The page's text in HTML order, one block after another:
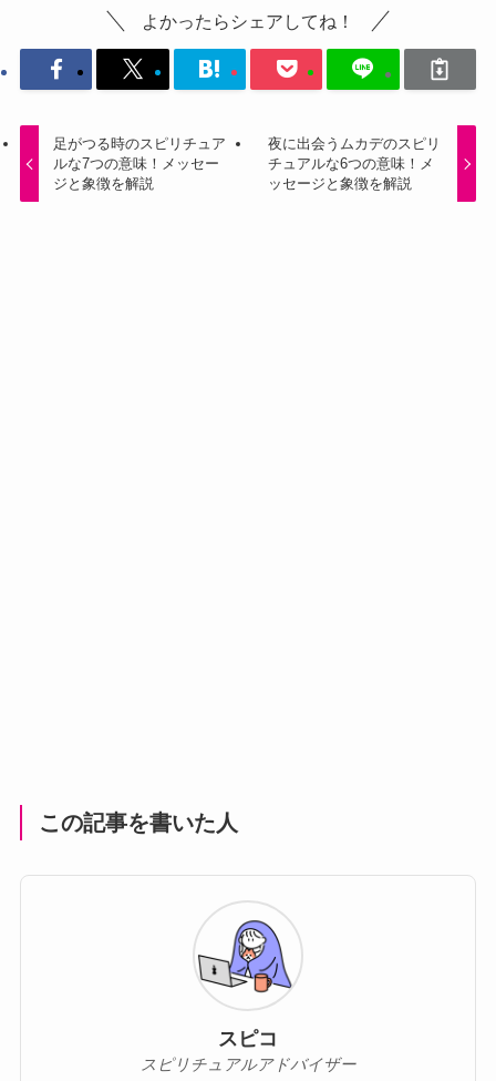
よかったらシェアしてね！
足がつる時のスピリチュア
ルな7つの意味！メッセー
ジと象徴を解説
夜に出会うムカデのスピリ
チュアルな6つの意味！メ
ッセージと象徴を解説
この記事を書いた人
スピコ
スピリチュアルアドバイザー